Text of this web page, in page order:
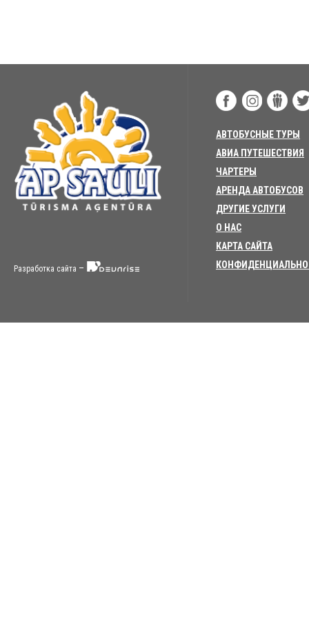
Разработка сайта –
АВТОБУСНЫЕ ТУРЫ
АВИА ПУТЕШЕСТВИЯ
ЧАРТЕРЫ
АРЕНДА АВТОБУСОВ
ДРУГИЕ УСЛУГИ
О НАС
КАРТА САЙТА